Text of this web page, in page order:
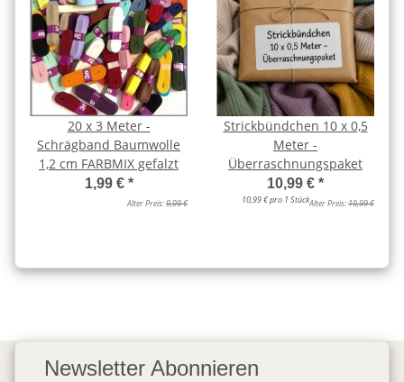
20 x 3 Meter -
Schrägband Baumwolle
1,2 cm FARBMIX gefalzt
1,99 € *
Alter Preis:9,99 €
Strickbündchen 10 x 0,5
Meter -
Überraschnungspaket
10,99 € *
10,99 € pro 1 StückAlter Preis:19,99 €
Newsletter Abonnieren